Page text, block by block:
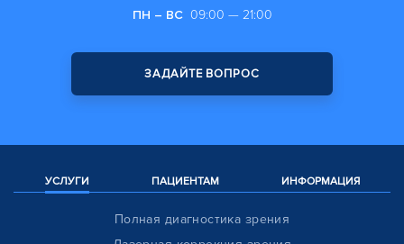
ПН – ВС 09:00 — 21:00
ЗАДАЙТЕ ВОПРОС
УСЛУГИ ПАЦИЕНТАМ ИНФОРМАЦИЯ
Полная диагностика зрения